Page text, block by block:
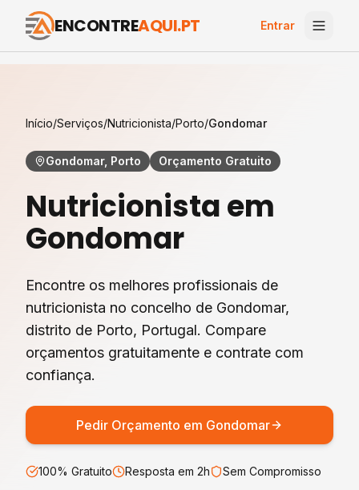
ENCONTREAQUI.PT Entrar
Início/Serviços/Nutricionista/Porto/Gondomar
Gondomar, Porto Orçamento Gratuito
Nutricionistaem
Gondomar
Encontre os melhores profissionais de
nutricionista no concelho de Gondomar,
distrito de Porto, Portugal. Compare
orçamentos gratuitamente e contrate com
confiança.
Pedir Orçamento em Gondomar
100% Gratuito Resposta em 2h Sem Compromisso